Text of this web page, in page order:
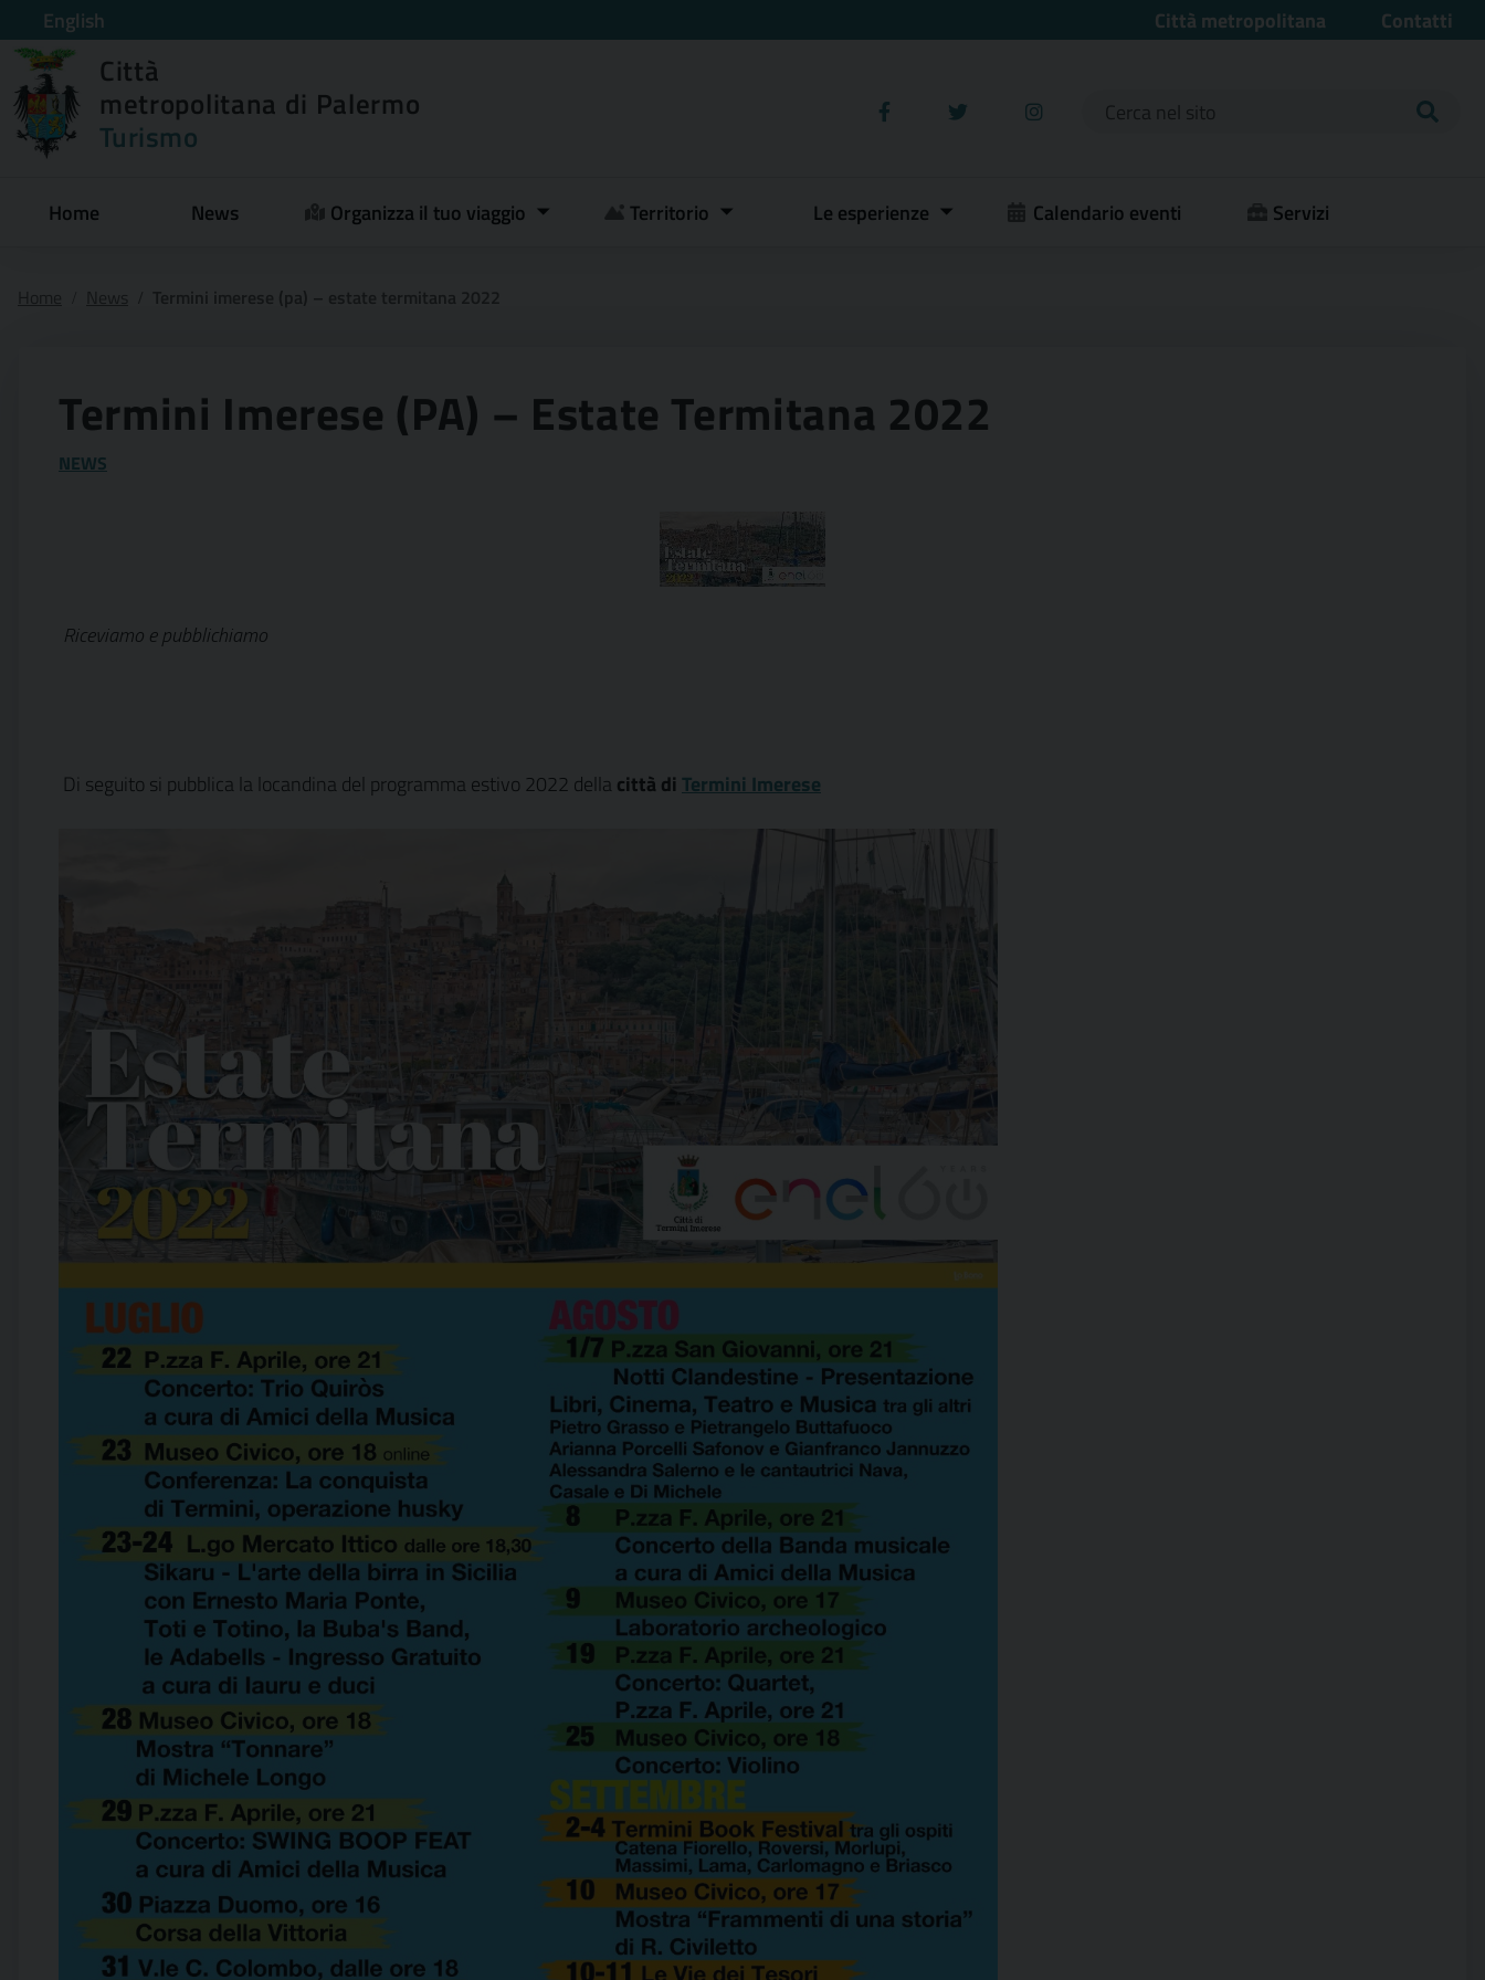
English Città metropolitana Contatti
Città
metropolitana di Palermo
Turismo Ricerca per:
Home News Organizza il tuo viaggio Territorio Le esperienze Calendario eventi Servizi
Termini Imerese (PA) – Estate Termitana 2022
NEWS
Riceviamo e pubblichiamo
Di seguito si pubblica la locandina del programma estivo 2022 della città di Termini Imerese